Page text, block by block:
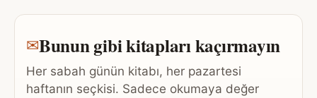
✉Bunun gibi kitapları kaçırmayın
Her sabah günün kitabı, her pazartesi
haftanın seçkisi. Sadece okumaya değer